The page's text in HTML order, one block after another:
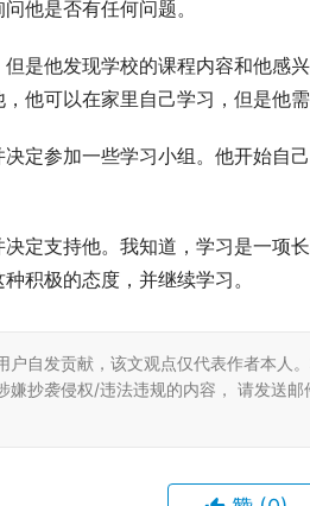
他是否有任何问题。
是他发现学校的课程内容和他感
他可以在家里自己学习，但是他
定参加一些学习小组。他开始自
定支持他。我知道，学习是一项
积极的态度，并继续学习。
户自发贡献，该文观点仅代表作者本人
嫌抄袭侵权/违法违规的内容， 请发送